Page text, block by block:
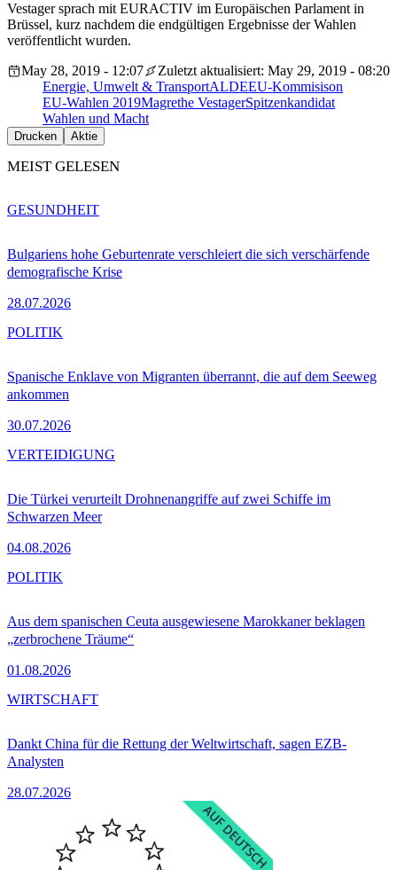
Vestager sprach mit EURACTIV im Europäischen Parlament in
Brüssel, kurz nachdem die endgültigen Ergebnisse der Wahlen
veröffentlicht wurden.
May 28, 2019 - 12:07
Zuletzt aktualisiert: May 29, 2019 - 08:20
Energie, Umwelt & TransportALDEEU-Kommisison
EU-Wahlen 2019Magrethe VestagerSpitzenkandidat
Wahlen und Macht
Drucken Aktie
MEIST GELESEN
Bulgariens hohe Geburtenrate verschleiert die sich verschärfende
demografische Krise
28.07.2026
GESUNDHEIT
Spanische Enklave von Migranten überrannt, die auf dem Seeweg
ankommen
30.07.2026
POLITIK
Die Türkei verurteilt Drohnenangriffe auf zwei Schiffe im
Schwarzen Meer
04.08.2026
VERTEIDIGUNG
Aus dem spanischen Ceuta ausgewiesene Marokkaner beklagen
„zerbrochene Träume“
01.08.2026
POLITIK
Dankt China für die Rettung der Weltwirtschaft, sagen EZB-
Analysten
28.07.2026
WIRTSCHAFT